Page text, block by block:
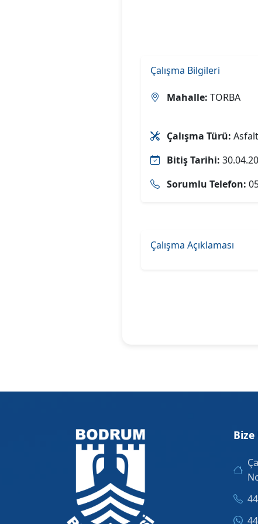
Çalışma Bilgileri
Mahalle: TORBA
Çalışma Türü: Asfalt
Bitiş Tarihi:
Sorumlu Telefon:
Çalışma Açıklaması
Bize